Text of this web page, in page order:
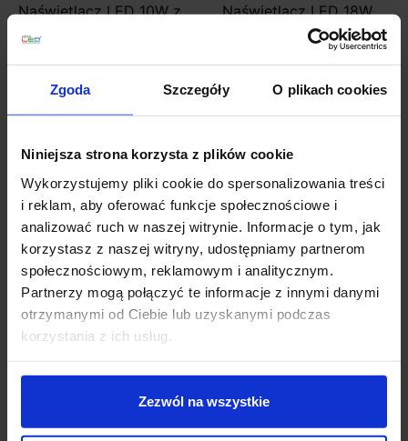
Zgoda Szczegóły O plikach cookies
Niniejsza strona korzysta z plików cookie
Wykorzystujemy pliki cookie do spersonalizowania treści
i reklam, aby oferować funkcje społecznościowe i
analizować ruch w naszej witrynie. Informacje o tym, jak
korzystasz z naszej witryny, udostępniamy partnerom
społecznościowym, reklamowym i analitycznym.
Partnerzy mogą połączyć te informacje z innymi danymi
otrzymanymi od Ciebie lub uzyskanymi podczas
korzystania z ich usług.
Zezwól na wszystkie
Naświetlacz LED 10W z
ruchu
920,41 zł
Naświetlacz LED 18W
Steinel XLED One biały,
356,02 zł
Steinel XLED CAM1 z
kamerą antracyt
Steinel XLED One
antracyt, biały